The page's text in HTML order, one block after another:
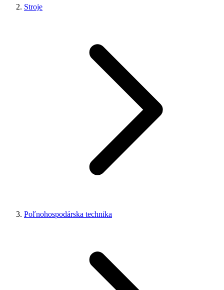
Stroje
Poľnohospodárska technika